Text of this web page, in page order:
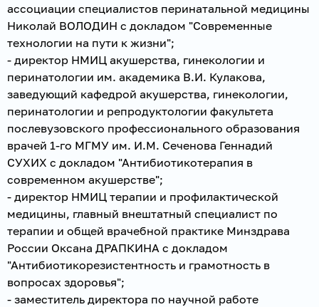
ассоциации специалистов перинатальной медицины
Николай ВОЛОДИН с докладом "Современные
технологии на пути к жизни";
- директор НМИЦ акушерства, гинекологии и
перинатологии им. академика В.И. Кулакова,
заведующий кафедрой акушерства, гинекологии,
перинатологии и репродуктологии факультета
послевузовского профессионального образования
врачей 1-го МГМУ им. И.М. Сеченова Геннадий
СУХИХ с докладом "Антибиотикотерапия в
современном акушерстве";
- директор НМИЦ терапии и профилактической
медицины, главный внештатный специалист по
терапии и общей врачебной практике Минздрава
России Оксана ДРАПКИНА с докладом
"Антибиотикорезистентность и грамотность в
вопросах здоровья";
- заместитель директора по научной работе